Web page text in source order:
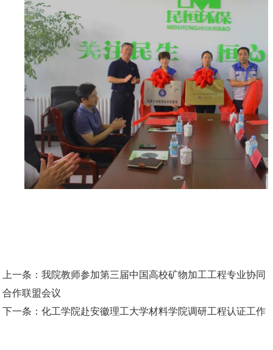
上一条：我院教师参加第三届中国高校矿物加工工程专业协同
合作联盟会议
下一条：化工学院赴安徽理工大学材料学院调研工程认证工作